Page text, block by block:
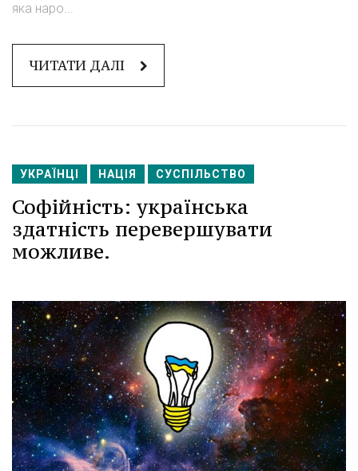
яка наро...
ЧИТАТИ ДАЛІ
УКРАЇНЦІ НАЦІЯ СУСПІЛЬСТВО
Софійність: українська
здатність перевершувати
можливе.